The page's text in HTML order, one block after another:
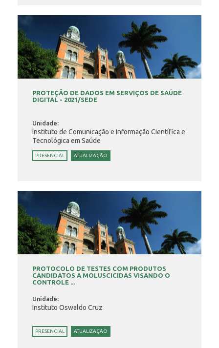
PROTEÇÃO DE DADOS EM SERVIÇOS DE SAÚDE
DIGITAL - 2021/SEDE
Unidade:
Instituto de Comunicação e Informação Científica e
Tecnológica em Saúde
PRESENCIAL ATUALIZAÇÃO
PROTOCOLO DE TESTES COM PRODUTOS
CANDIDATOS A MOLUSCICIDAS VISANDO O
CONTROLE ...
Unidade:
Instituto Oswaldo Cruz
PRESENCIAL ATUALIZAÇÃO